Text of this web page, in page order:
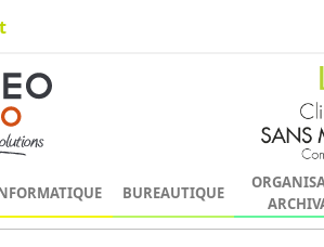
BUREAUTIQUE